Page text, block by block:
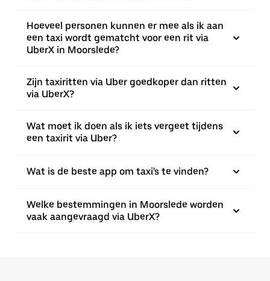
Hoeveel personen kunnen er mee als ik aan
een taxi wordt gematcht voor een rit via
UberX in Moorslede?
Zijn taxiritten via Uber goedkoper dan ritten
via UberX?
Wat moet ik doen als ik iets vergeet tijdens
een taxirit via Uber?
Wat is de beste app om taxi's te vinden?
Welke bestemmingen in Moorslede worden
vaak aangevraagd via UberX?